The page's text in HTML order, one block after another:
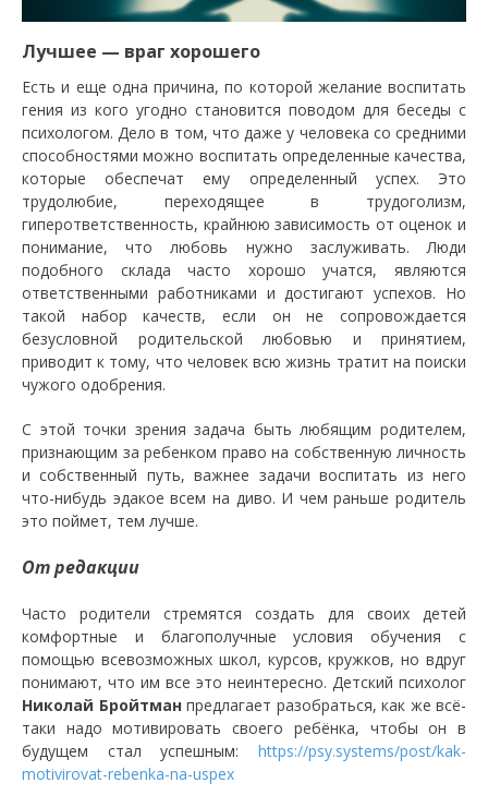
Лучшее — враг хорошего
Есть и еще одна причина, по которой желание воспитать
гения из кого угодно становится поводом для беседы с
психологом. Дело в том, что даже у человека со средними
способностями можно воспитать определенные качества,
которые обеспечат ему определенный успех. Это
трудолюбие, переходящее в трудоголизм,
гиперответственность, крайнюю зависимость от оценок и
понимание, что любовь нужно заслуживать. Люди
подобного склада часто хорошо учатся, являются
ответственными работниками и достигают успехов. Но
такой набор качеств, если он не сопровождается
безусловной родительской любовью и принятием,
приводит к тому, что человек всю жизнь тратит на поиски
чужого одобрения.
С этой точки зрения задача быть любящим родителем,
признающим за ребенком право на собственную личность
и собственный путь, важнее задачи воспитать из него
что-нибудь эдакое всем на диво. И чем раньше родитель
это поймет, тем лучше.
От редакции
Часто родители стремятся создать для своих детей
комфортные и благополучные условия обучения с
помощью всевозможных школ, курсов, кружков, но вдруг
понимают, что им все это неинтересно. Детский психолог
Николай Бройтманпредлагает разобраться, как же всё-
таки надо мотивировать своего ребёнка, чтобы он в
будущем стал успешным: https://psy.systems/post/kak-
motivirovat-rebenka-na-uspex